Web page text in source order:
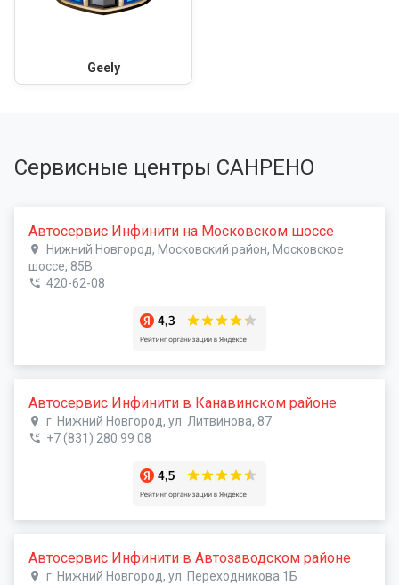
Geely
Сервисные центры САНРЕНО
Автосервис Инфинити на Московском шоссе
Нижний Новгород, Московский район, Московское
шоссе, 85В
420-62-08
Автосервис Инфинити в Канавинском районе
г. Нижний Новгород, ул. Литвинова, 87
+7 (831) 280 99 08
Автосервис Инфинити в Автозаводском районе
г. Нижний Новгород, ул. Переходникова 1Б